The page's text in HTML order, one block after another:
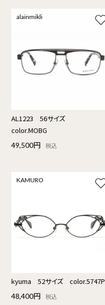
alainmikli
AL1223 56サイズ
color.MOBG
49,500円 税込
KAMURO
kyuma 52サイズ color.5747P
48,400円 税込